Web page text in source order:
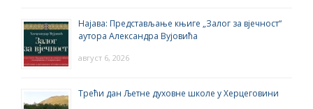
Најава: Представљање књиге „Залог за вјечност“
аутора Александра Вујовића
август 6, 2026
Трећи дан Љетне духовне школе у Херцеговини